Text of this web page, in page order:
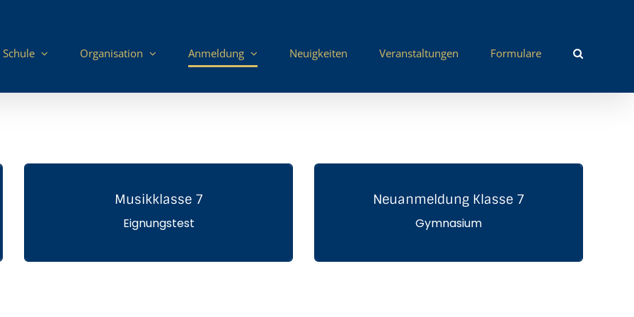
Organisation Anmeldung Neuigkeiten Veranstaltungen Formulare
Musikklasse 7
Eignungstest
MUSIKKLASSE 7
Hier klicken
Neuanmeldung Klasse 7
Gymnasium
NEUANMELDUNG KLASSE 7
Hier klicken